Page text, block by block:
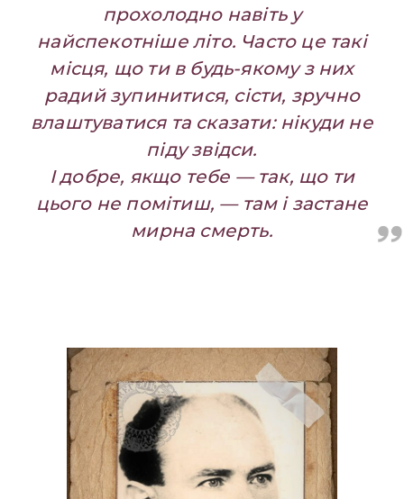
прохолодно навіть у
найспекотніше літо. Часто це такі
місця, що ти в будь-якому з них
радий зупинитися, сісти, зручно
влаштуватися та сказати: нікуди не
піду звідси.
І добре, якщо тебе — так, що ти
цього не помітиш, — там і застане
мирна смерть.